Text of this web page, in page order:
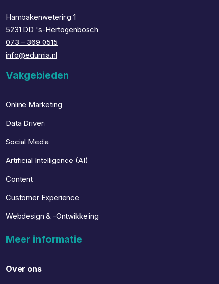
Hambakenwetering 1
5231 DD 's-Hertogenbosch
073 – 369 0515
info@edumia.nl
Vakgebieden
Online Marketing
Data Driven
Social Media
Artificial Intelligence (AI)
Content
Customer Experience
Webdesign & -Ontwikkeling
Meer informatie
Over ons